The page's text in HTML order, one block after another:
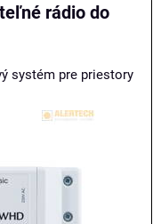
rádio do
systém pre priestory